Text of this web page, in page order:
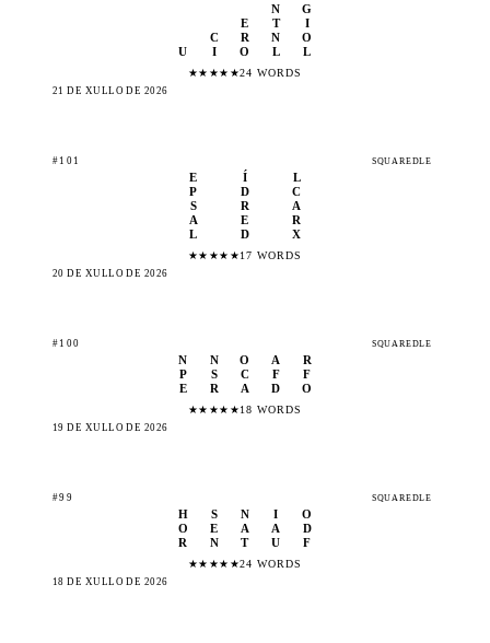
N
G
E
T
I
C
R N
O
U
I O L L
★★ ★★ ★24 WORDS
21 DE XULLO DE 2026
#101 SQUAREDLE
E Í
L
P
D
C
S
R
A
A
E
R
L
D X
★★ ★★ ★17 WORDS
20 DE XULLO DE 2026
#100 SQUAREDLE
N N O A
R
P
S C F
F
E
R A D O
★★ ★★ ★18 WORDS
19 DE XULLO DE 2026
#99 SQUAREDLE
H S N I
O
O
E A A
D
R
N T U F
★★ ★★ ★24 WORDS
18 DE XULLO DE 2026